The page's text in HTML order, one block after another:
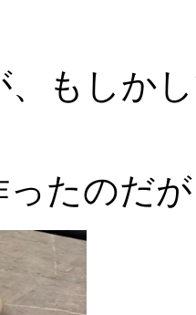
、もしか
たのだ